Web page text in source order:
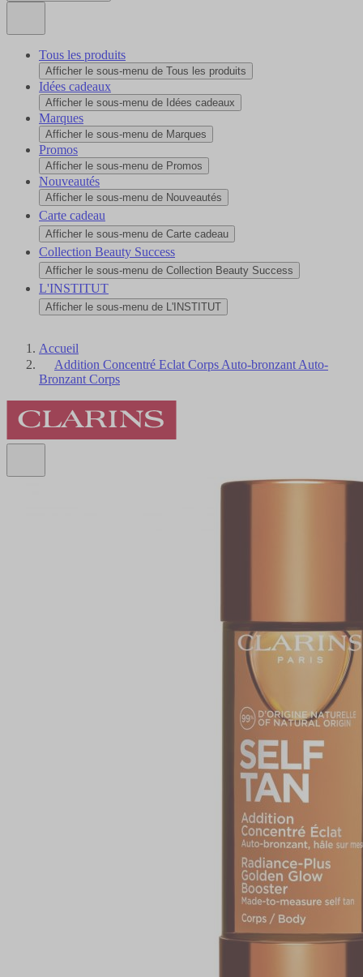
Tous les produits
Afficher le sous-menu de Tous les produits
Idées cadeaux
Afficher le sous-menu de Idées cadeaux
Marques
Afficher le sous-menu de Marques
Promos
Afficher le sous-menu de Promos
Nouveautés
Afficher le sous-menu de Nouveautés
Carte cadeau
Afficher le sous-menu de Carte cadeau
Collection Beauty Success
Afficher le sous-menu de Collection Beauty Success
L'INSTITUT
Afficher le sous-menu de L'INSTITUT
Accueil
Addition Concentré Eclat Corps Auto-bronzant Auto-
Bronzant Corps